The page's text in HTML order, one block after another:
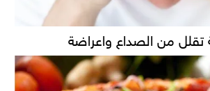
من الصداع واعراضة